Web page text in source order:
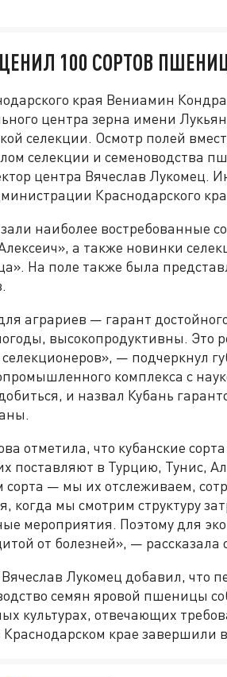
100 СОРТОВ
края Вениамин
центра зерна имени
селекции. Осмотр полей
селекции и семеноводства
центра Вячеслав Лукомец.
Краснодарского
наиболее востребованные
а также новинки
На поле также была
аграриев — гарант
высокопродуктивны. Это
— подчеркнул
комплекса с
и назвал Кубань
отметила, что кубанские
поставляют в Турцию, Тунис,
сорта — мы их отслеживаем,
когда мы смотрим структуру
мероприятия. Поэтому для
от болезней», — рассказала
Лукомец добавил, что
семян яровой пшеницы
культурах, отвечающих
Краснодарском крае